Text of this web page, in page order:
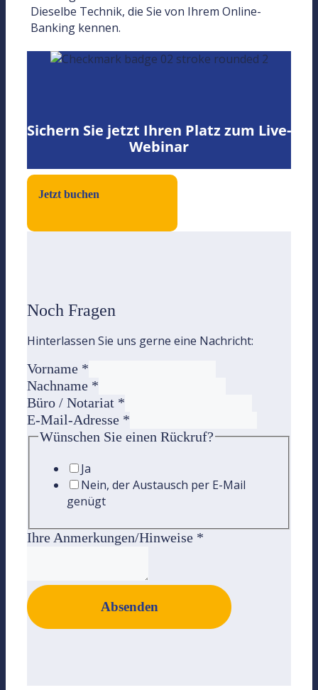
Dieselbe Technik, die Sie von Ihrem Online-
Banking kennen.
Sichern Sie jetzt Ihren Platz zum Live-
Webinar
Jetzt buchen
Noch Fragen
Hinterlassen Sie uns gerne eine Nachricht:
Vorname *
Nachname *
Büro / Notariat *
E-Mail-Adresse *
Wünschen Sie einen Rückruf?
Ja
Nein, der Austausch per E-Mail
genügt
Ihre Anmerkungen/Hinweise *
Absenden